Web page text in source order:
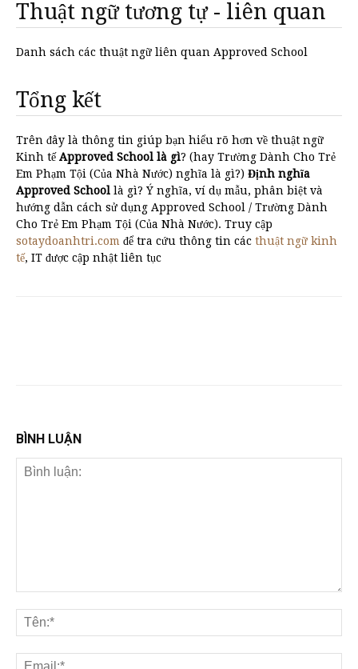
Thuật ngữ tương tự - liên quan
Danh sách các thuật ngữ liên quan Approved School
Tổng kết
Trên đây là thông tin giúp bạn hiểu rõ hơn về thuật ngữ
Kinh tếApproved School là gì? (hay Trường Dành Cho Trẻ
Em Phạm Tội (Của Nhà Nước) nghĩa là gì?) Định nghĩa
Approved School là gì? Ý nghĩa, ví dụ mẫu, phân biệt và
hướng dẫn cách sử dụng Approved School / Trường Dành
Cho Trẻ Em Phạm Tội (Của Nhà Nước). Truy cập
sotaydoanhtri.com để tra cứu thông tin các thuật ngữ kinh
tế, IT được cập nhật liên tục
BÌNH LUẬN